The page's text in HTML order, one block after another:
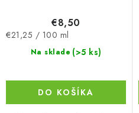
Na sklade (>5 ks)
€8,50
Jednotková
€21,25 / 100 ml
DO KOŠÍKA